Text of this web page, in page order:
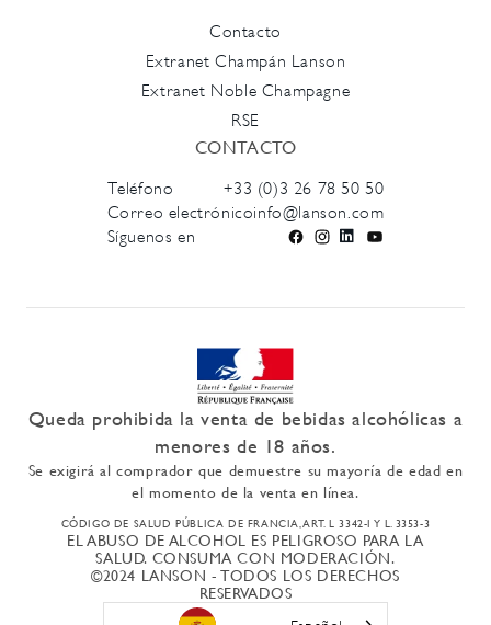
Contacto
Extranet Champán Lanson
Extranet Noble Champagne
RSE
CONTACTO
Teléfono
+33 (0)3 26 78 50 50
Correo electrónicoinfo@lanson.com
Síguenos en
FacebookInstagramLinkedIn
Queda prohibida la venta de bebidas alcohólicas a
menores de 18 años.
Se exigirá al comprador que demuestre su mayoría de edad en
el momento de la venta en línea.
CÓDIGO DE SALUD PÚBLICA DE FRANCIA, ART. L 3342-I Y L. 3353-3
EL ABUSO DE ALCOHOL ES PELIGROSO PARA LA
SALUD. CONSUMA CON MODERACIÓN.
©2024 LANSON - TODOS LOS DERECHOS
RESERVADOS